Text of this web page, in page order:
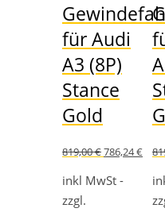
für Audi
A3 (8P)
Stance
Gold
819,00€
war:
786,24€
ist:
inkl MwSt -
zzgl.